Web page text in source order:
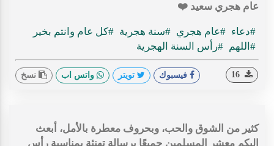
عام هجري سعيد ❤️
#دعاء #عام هجري #سنة هجرية #كل عام وانتم بخير
#اللهم #رأس السنة الهجرية
فيسبوك تويتر واتس اب نسخ
كثير من الشوق والحب، وبحروف معطرة بالأمل، أبعث
إليكم معشر المسلمين جميعًا برسالة تهنئة بمناسبة رأس